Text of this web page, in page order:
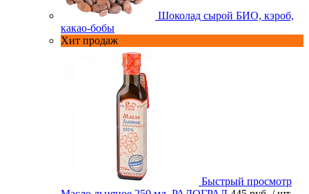
Шоколад сырой БИО, кэроб,
какао-бобы
Хит продаж
Быстрый просмотр